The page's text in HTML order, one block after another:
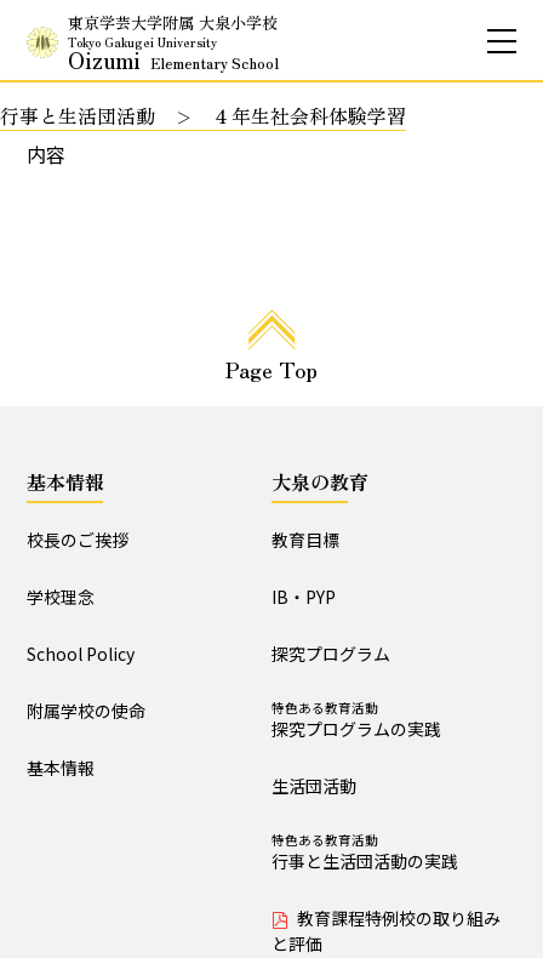
東京学芸大学附属 大泉小学校
Tokyo Gakugei University
Oizumi Elementary School
お問合せ アクセス English
学校理念
基本情報
探究プログラムの実践
生活団活動
行事と生活団活動の実践
行事と生活団活動
４年生社会科体験学習
内容
Page Top
基本情報
校長のご挨拶
学校理念
School Policy
附属学校の使命
基本情報
大泉の教育
教育目標
IB・PYP
探究プログラム
特色ある教育活動
探究プログラムの実践
生活団活動
特色ある教育活動
行事と生活団活動の実践
教育課程特例校の取り組み
と評価